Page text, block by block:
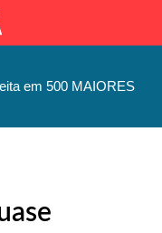
em 500 MAIORES